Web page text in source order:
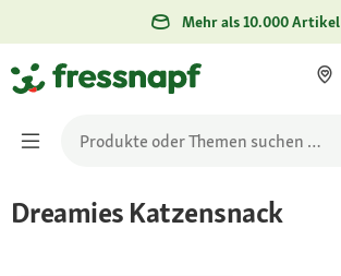
Mehr als 10.000 Artikel
Dreamies Katzensnack